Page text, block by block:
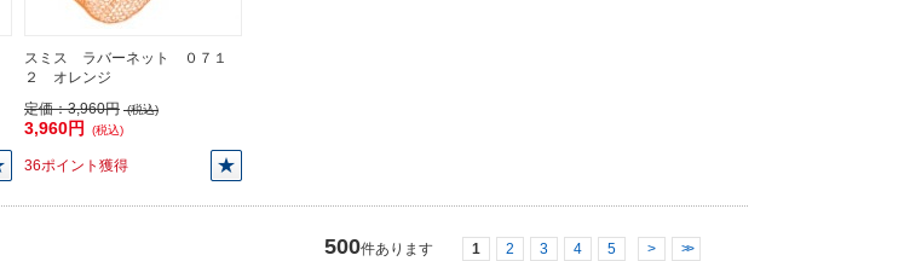
スミス ラバーネット ０７１
２ オレンジ
定価：3,960円 (税込)
3,960円 (税込)
36ポイント獲得
500件あります 1 2 3 4 5 > >>